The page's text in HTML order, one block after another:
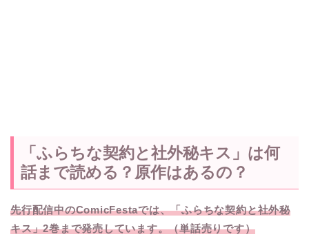
「ふらちな契約と社外秘キス」は何
話まで読める？原作はあるの？
先行配信中のComicFestaでは、「ふらちな契約と社外秘
キス」2巻まで発売しています。（単話売りです）